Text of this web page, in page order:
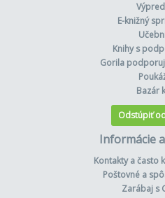
E-knižný
Knihy s
Gorila
Bazár
Odstúpiť
Informácie
Kontakty a často
Poštovné a
Zarábaj s